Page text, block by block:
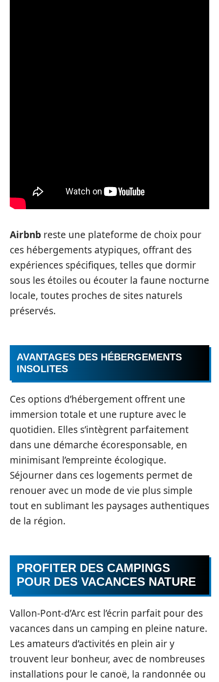
Airbnb reste une plateforme de choix pour
ces hébergements atypiques, offrant des
expériences spécifiques, telles que dormir
sous les étoiles ou écouter la faune nocturne
locale, toutes proches de sites naturels
préservés.
AVANTAGES DES HÉBERGEMENTS
INSOLITES
Ces options d’hébergement offrent une
immersion totale et une rupture avec le
quotidien. Elles s’intègrent parfaitement
dans une démarche écoresponsable, en
minimisant l’empreinte écologique.
Séjourner dans ces logements permet de
renouer avec un mode de vie plus simple
tout en sublimant les paysages authentiques
de la région.
PROFITER DES CAMPINGS
POUR DES VACANCES NATURE
Vallon-Pont-d’Arc est l’écrin parfait pour des
vacances dans un camping en pleine nature.
Les amateurs d’activités en plein air y
trouvent leur bonheur, avec de nombreuses
installations pour le canoë, la randonnée ou